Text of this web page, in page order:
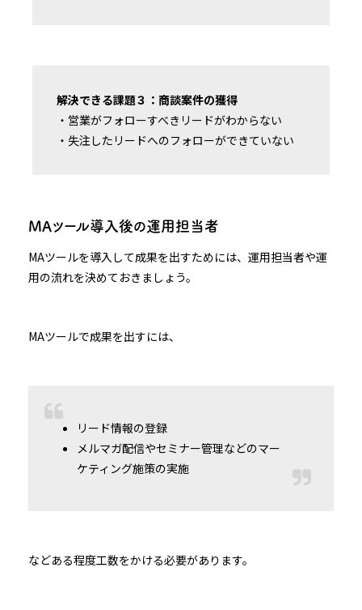
解決できる課題３：商談案件の獲得
・営業がフォローすべきリードがわからない
・失注したリードへのフォローができていない
MAツール導入後の運用担当者
MAツールを導入して成果を出すためには、運用担当者や運
用の流れを決めておきましょう。
MAツールで成果を出すには、
リード情報の登録
メルマガ配信やセミナー管理などのマー
ケティング施策の実施
などある程度工数をかける必要があります。